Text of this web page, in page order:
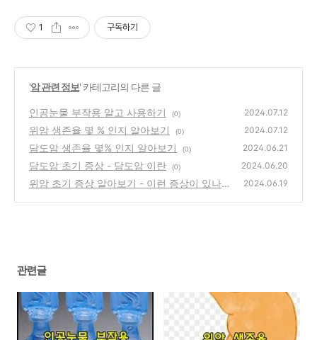
1 구독하기
'암 관련 정보' 카테고리의 다른 글
인공눈물 부작용 알고 사용하기 (0) 2024.07.12
위암 생존율 몇 % 인지 알아보기 (0) 2024.07.12
담도암 생존율 몇% 인지 알아보기 (0) 2024.06.21
담도암 초기 증상 - 담도암 이란 (0) 2024.06.20
위암 초기 증상 알아보기 - 이런 증상이 있나요 2024.06.19
관련글